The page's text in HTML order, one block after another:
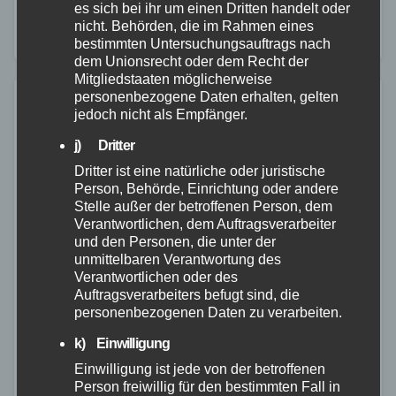
war zuvor als Dienstwagen der
Verbandsgemeindeverwaltung im Einsatz und wurde
nun offiziell an die Nachwuchsorganisation…
ALTENKIRCHEN FEUERWEHR POLIZEI RETTUNGSDIENST
es sich bei ihr um einen Dritten handelt oder
nicht. Behörden, die im Rahmen eines
bestimmten Untersuchungsauftrags nach
dem Unionsrecht oder dem Recht der
Mitgliedstaaten möglicherweise
personenbezogene Daten erhalten, gelten
jedoch nicht als Empfänger.
j) Dritter
Dritter ist eine natürliche oder juristische
Person, Behörde, Einrichtung oder andere
Stelle außer der betroffenen Person, dem
Verantwortlichen, dem Auftragsverarbeiter
und den Personen, die unter der
unmittelbaren Verantwortung des
Verantwortlichen oder des
Auftragsverarbeiters befugt sind, die
personenbezogenen Daten zu verarbeiten.
k) Einwilligung
Einwilligung ist jede von der betroffenen
Person freiwillig für den bestimmten Fall in